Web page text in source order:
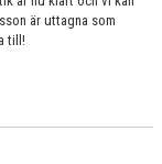
är uttagna som
till!